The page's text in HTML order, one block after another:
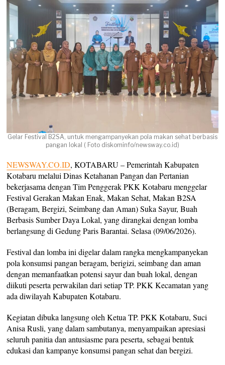
Gelar Festival B2SA, untuk mengampanyekan pola makan sehat berbasis
pangan lokal ( Foto diskominfo/newsway.co.id)
NEWSWAY.CO.ID, KOTABARU – Pemerintah Kabupaten
Kotabaru melalui Dinas Ketahanan Pangan dan Pertanian
bekerjasama dengan Tim Penggerak PKK Kotabaru menggelar
Festival Gerakan Makan Enak, Makan Sehat, Makan B2SA
(Beragam, Bergizi, Seimbang dan Aman) Suka Sayur, Buah
Berbasis Sumber Daya Lokal, yang dirangkai dengan lomba
berlangsung di Gedung Paris Barantai. Selasa (09/06/2026).
Festival dan lomba ini digelar dalam rangka mengkampanyekan
pola konsumsi pangan beragam, berigizi, seimbang dan aman
dengan memanfaatkan potensi sayur dan buah lokal, dengan
diikuti peserta perwakilan dari setiap TP. PKK Kecamatan yang
ada diwilayah Kabupaten Kotabaru.
Kegiatan dibuka langsung oleh Ketua TP. PKK Kotabaru, Suci
Anisa Rusli, yang dalam sambutanya, menyampaikan apresiasi
seluruh panitia dan antusiasme para peserta, sebagai bentuk
edukasi dan kampanye konsumsi pangan sehat dan bergizi.